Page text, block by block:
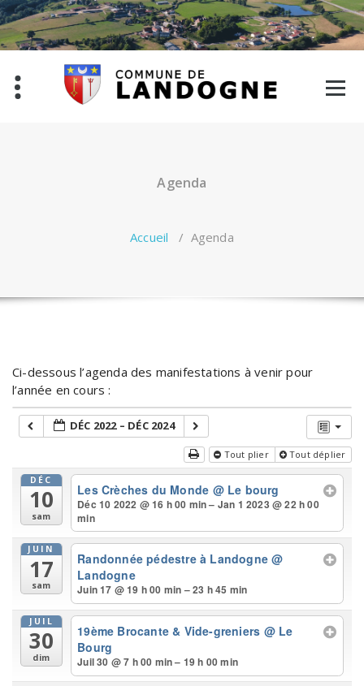
Aller
au
contenu
Agenda
Accueil / Agenda
Ci-dessous l’agenda des manifestations à venir pour
l’année en cours :
DÉC 2022 – DÉC 2024
Tout plier Tout déplier
DÉC
10
sam
Les Crèches du Monde @ Le bourg
Déc 10 2022 @ 16 h 00 min – Jan 1 2023 @ 22 h 00
min
JUIN
17
sam
Randonnée pédestre à Landogne@
Landogne
Juin 17 @ 19 h 00 min – 23 h 45 min
JUIL
30
dim
19ème Brocante & Vide-greniers @ Le
Bourg
Juil 30 @ 7 h 00 min – 19 h 00 min